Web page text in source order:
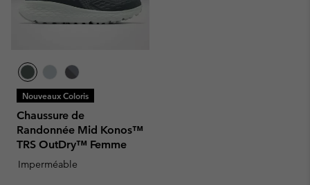
Nouveaux Coloris
Chaussure de
Randonnée Mid Konos™
TRS OutDry™ Femme
Imperméable